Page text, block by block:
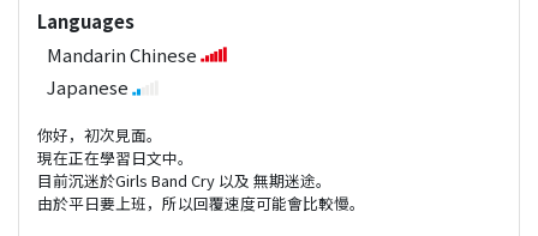
Languages
Mandarin Chinese
Japanese
你好，初次見面。
現在正在學習日文中。
目前沉迷於Girls Band Cry 以及 無期迷途。
由於平日要上班，所以回覆速度可能會比較慢。